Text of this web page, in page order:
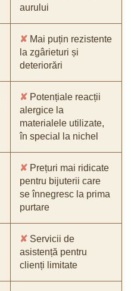
aurului
✘ Mai puțin rezistente
la zgârieturi și
deteriorări
✘ Potențiale reacții
alergice la
materialele utilizate,
în special la nichel
✘ Prețuri mai ridicate
pentru bijuterii care
se înnegresc la prima
purtare
✘ Servicii de
asistență pentru
clienți limitate